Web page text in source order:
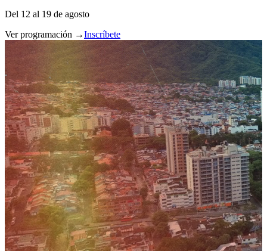
Del 12 al 19 de agosto
Ver programación →Inscríbete